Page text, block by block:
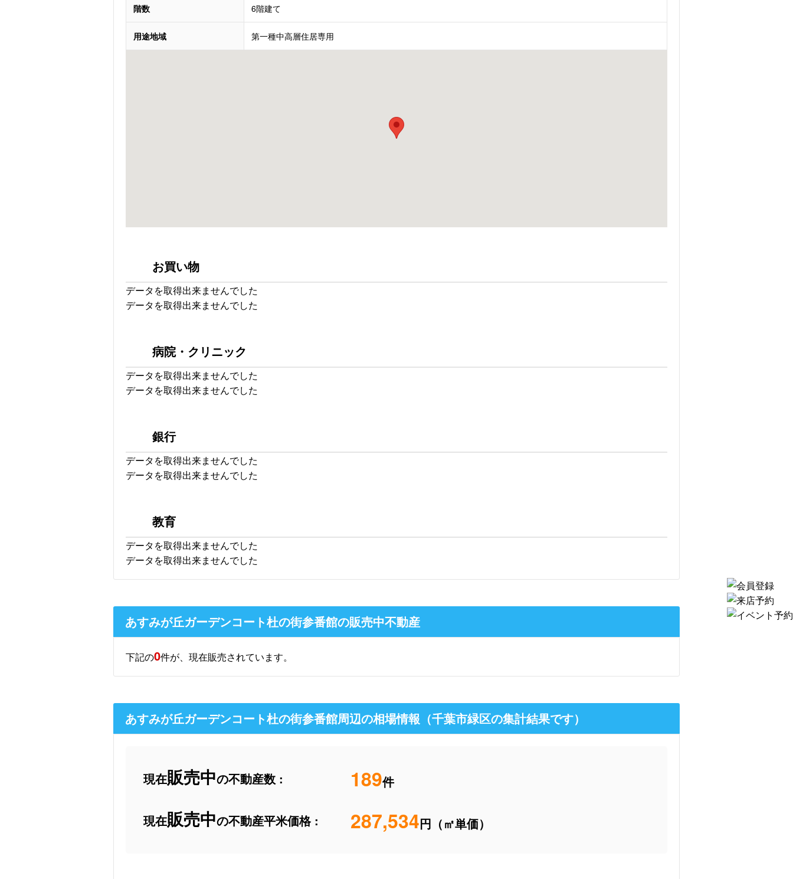
階数 6階建て
用途地域 第一種中高層住居専用
お買い物
データを取得出来ませんでした
データを取得出来ませんでした
病院・クリニック
データを取得出来ませんでした
データを取得出来ませんでした
銀行
データを取得出来ませんでした
データを取得出来ませんでした
教育
データを取得出来ませんでした
データを取得出来ませんでした
あすみが丘ガーデンコート杜の街参番館の販売中不動産
下記の0件が、現在販売されています。
あすみが丘ガーデンコート杜の街参番館周辺の相場情報（千葉市緑区の集計結果です）
現在販売中の不動産数 : 189件
現在販売中の不動産平米価格 : 287,534円（㎡単価）